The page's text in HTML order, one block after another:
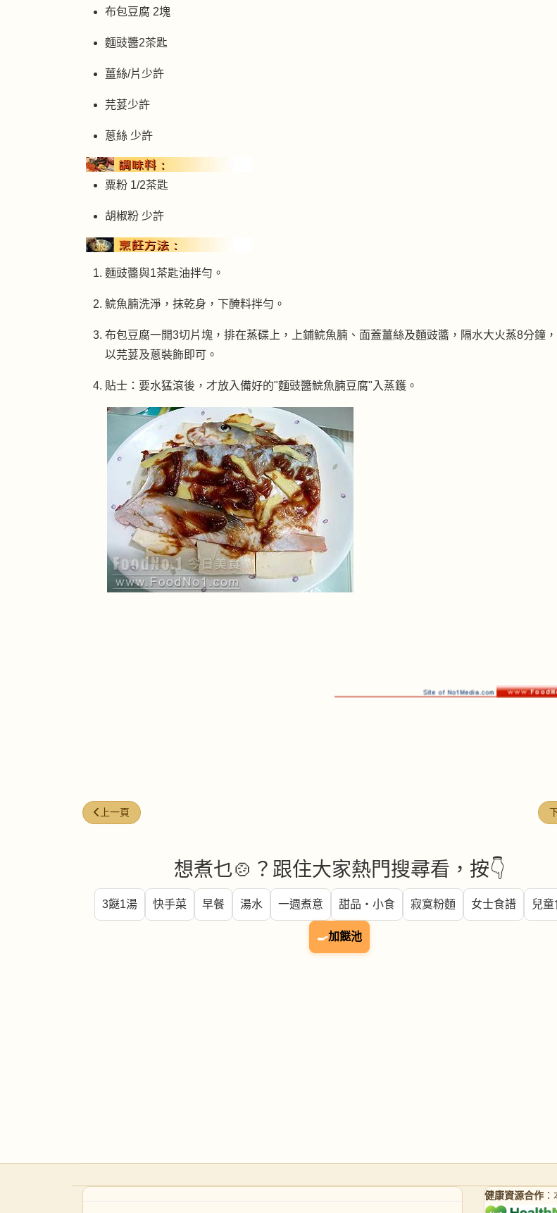
布包豆腐 2塊
麵豉醬2茶匙
薑絲/片少許
芫荽少許
蔥絲 少許
粟粉 1/2茶匙
胡椒粉 少許
麵豉醬與1茶匙油拌勻。
鯇魚腩洗淨，抹乾身，下醃料拌勻。
布包豆腐一開3切片塊，排在蒸碟上，上鋪鯇魚腩、面蓋薑絲及麵豉醬，隔水大火蒸8分鐘，
以芫荽及蔥裝飾即可。
貼士：要水猛滾後，才放入備好的"麵豉醬鯇魚腩豆腐"入蒸鑊。
上一篇文章: 牛油煎倉魚
上一頁
想煮乜🍲？跟住大家熱門搜尋看，按👇
3餸1湯 快手菜 早餐 湯水 一週煮意 甜品・小食 寂寞粉麵 女士食譜 兒
🍳加餸池
健康資源合作